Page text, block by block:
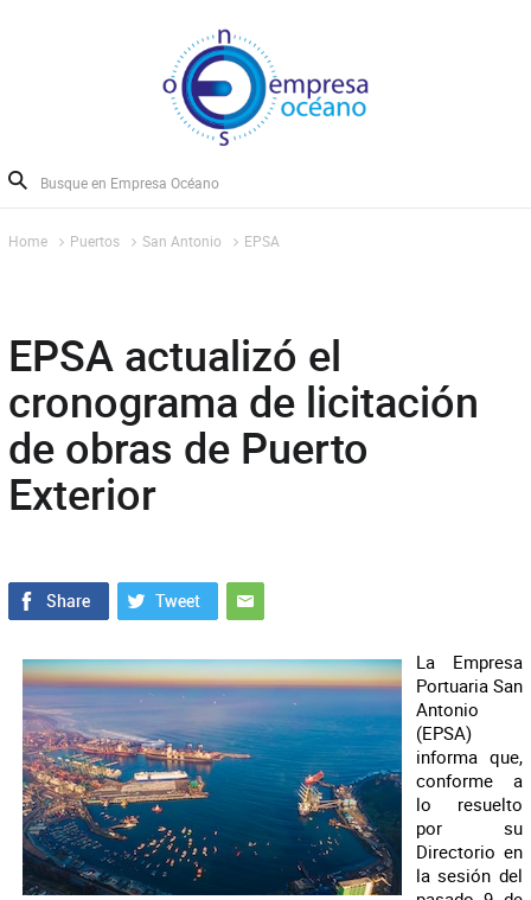
Home Puertos San Antonio EPSA
EPSA actualizó el
cronograma de licitación
de obras de Puerto
Exterior
La Empresa
Portuaria San
Antonio
(EPSA)
informa que,
conforme a
lo resuelto
por su
Directorio en
la sesión del